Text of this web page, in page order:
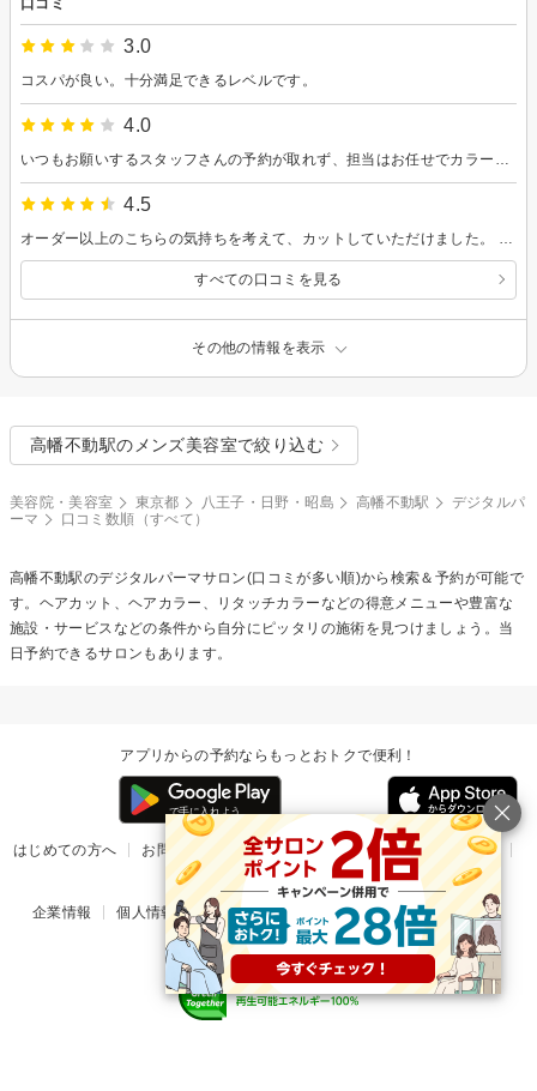
3.0
コスパが良い。十分満足できるレベルです。
4.0
4.5
すべての口コミを見る
その他の情報を表示
高幡不動駅のメンズ美容室で絞り込む
美容院・美容室 東京都 八王子・日野・昭島 高幡不動駅
デジタルパ
ーマ
口コミ数順（すべて）
高幡不動駅のデジタルパーマサロン(口コミが多い順)から検索＆予約が可能で
す。ヘアカット、ヘアカラー、リタッチカラーなどの得意メニューや豊富な
施設・サービスなどの条件から自分にピッタリの施術を見つけましょう。当
日予約できるサロンもあります。
アプリからの予約ならもっとおトクで便利！
はじめての方へ お問い合わせ ヘルプ リリース情報
利用規約
掲載ご希望のサロン様
企業情報 個人情報保護方針 楽天のサービス一覧 アプリ一覧
© Rakuten Group, Inc.